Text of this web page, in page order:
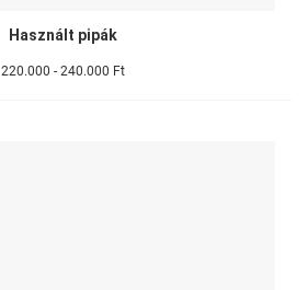
Használt pipák
220.000 - 240.000 Ft